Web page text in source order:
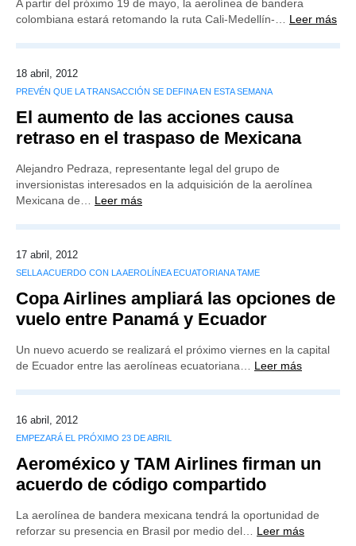
A partir del próximo 19 de mayo, la aerolínea de bandera
colombiana estará retomando la ruta Cali-Medellín-… Leer más
18 abril, 2012
PREVÉN QUE LA TRANSACCIÓN SE DEFINA EN ESTA SEMANA
El aumento de las acciones causa
retraso en el traspaso de Mexicana
Alejandro Pedraza, representante legal del grupo de
inversionistas interesados en la adquisición de la aerolínea
Mexicana de… Leer más
17 abril, 2012
SELLA ACUERDO CON LA AEROLÍNEA ECUATORIANA TAME
Copa Airlines ampliará las opciones de
vuelo entre Panamá y Ecuador
Un nuevo acuerdo se realizará el próximo viernes en la capital
de Ecuador entre las aerolíneas ecuatoriana… Leer más
16 abril, 2012
EMPEZARÁ EL PRÓXIMO 23 DE ABRIL
Aeroméxico y TAM Airlines firman un
acuerdo de código compartido
La aerolínea de bandera mexicana tendrá la oportunidad de
reforzar su presencia en Brasil por medio del… Leer más